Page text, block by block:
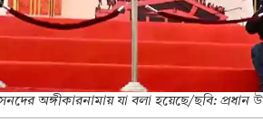
অঙ্গীকারনামায় যা বলা হয়েছে/ছবি: প্রধান